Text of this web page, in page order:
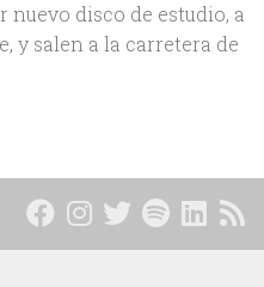
nuevo disco de estudio, a
y salen a la carretera de